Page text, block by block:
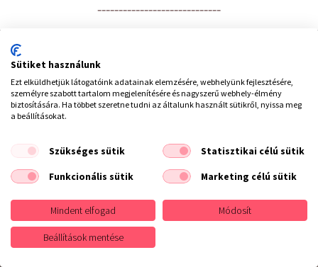
-----------------------------
hírlevél feliratkozás
UGYE ÖN SEM AKAR LEMARADNI
akcióinkról, valamint legfrissebb ajánlatainkról?
Iratkozzon fel hírlevelünkre
Sütiket használunk
Ezt elküldhetjük látogatóink adatainak elemzésére, webhelyünk fejlesztésére,
személyre szabott tartalom megjelenítésére és nagyszerű webhely-élmény
biztosítására. Ha többet szeretne tudni az általunk használt sütikről, nyissa meg
a beállításokat.
Szükséges sütik
Statisztikai célú sütik
Funkcionális sütik
Marketing célú sütik
Mindent elfogad Módosít
Beállítások mentése